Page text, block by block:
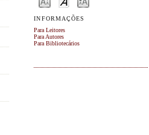
INFORMAÇÕES
Para Leitores
Para Autores
Para Bibliotecários